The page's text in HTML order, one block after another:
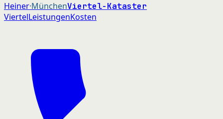
Heiner·MünchenViertel-Kataster
ViertelLeistungenKosten